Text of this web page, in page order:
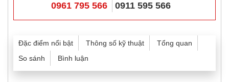
0961 795 566 0911 595 566
Đặc điểm nổi bật Thông số kỹ thuật
Tổng quan
So sánh
Bình luận